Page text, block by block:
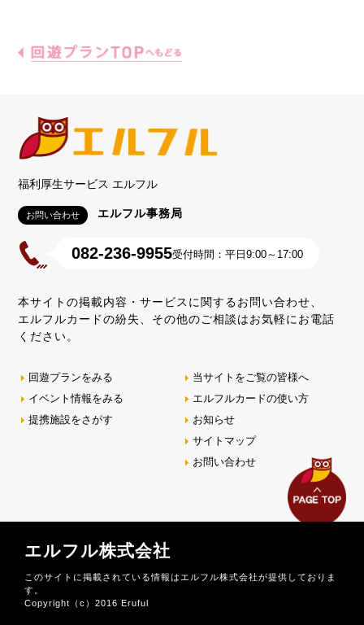
福利厚生サービス エルフル
お問い合わせ エルフル事務局
082-236-9955受付時間：平日9:00～17:00
本サイトの掲載内容・サービスに関するお問い合わせ、
エルフルカードの紛失、その他のご相談はお気軽にお電話
ください。
回遊プランをみる
イベント情報をみる
提携施設をさがす
当サイトをご覧の皆様へ
エルフルカードの使い方
お知らせ
サイトマップ
お問い合わせ
エルフル株式会社
このサイトに掲載されている情報はエルフル株式会社が提供しておりま
す。
Copyright（c）2016 Eruful